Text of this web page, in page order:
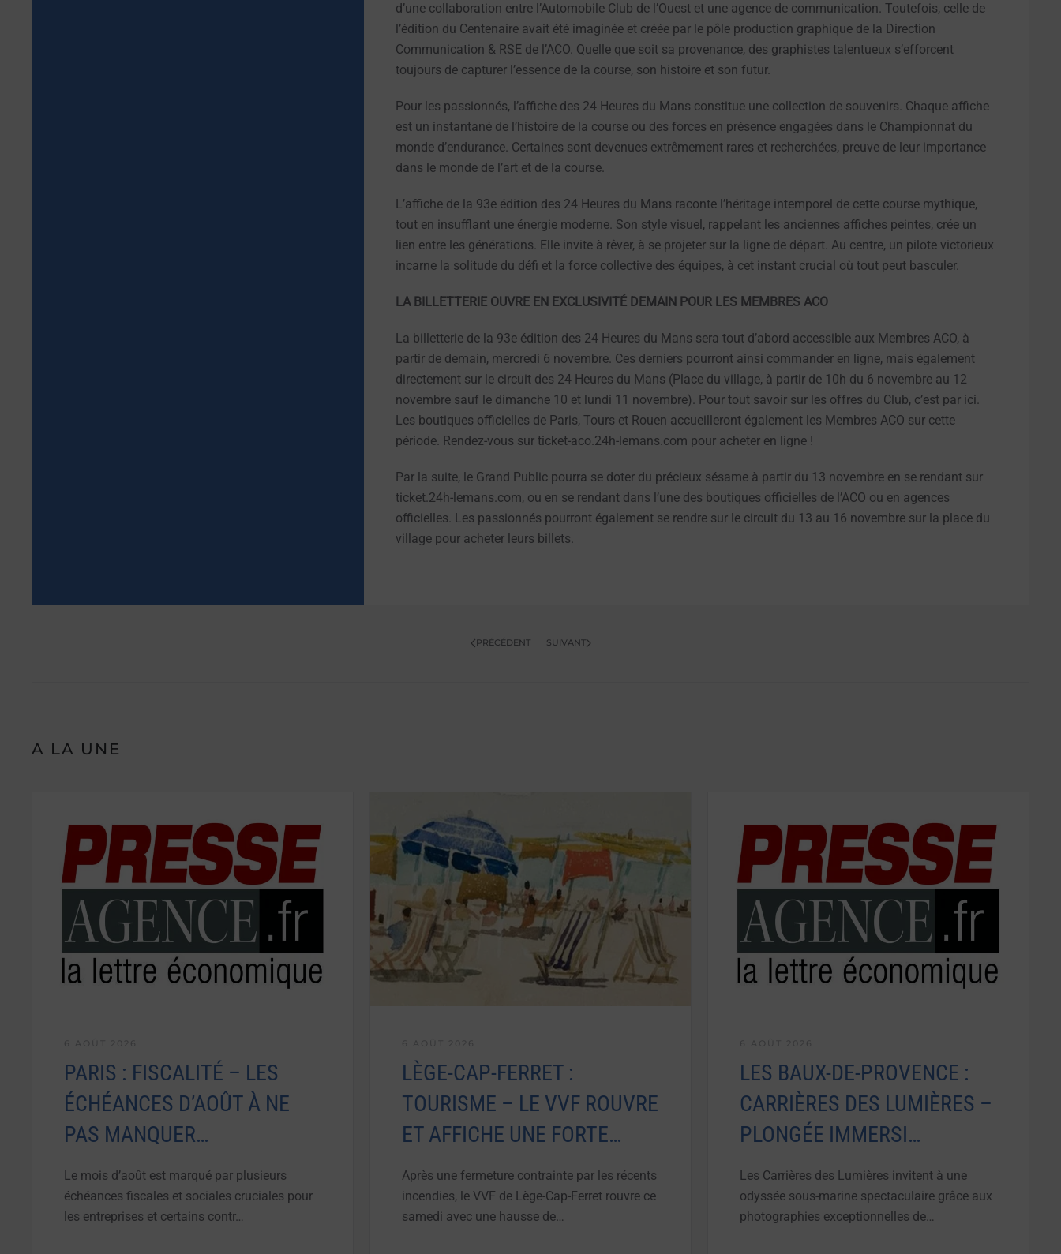
d’une collaboration entre l’Automobile Club de l’Ouest et une agence de communication. Toutefois, celle de
l’édition du Centenaire avait été imaginée et créée par le pôle production graphique de la Direction
Communication & RSE de l’ACO. Quelle que soit sa provenance, des graphistes talentueux s’efforcent
toujours de capturer l’essence de la course, son histoire et son futur.
Pour les passionnés, l’affiche des 24 Heures du Mans constitue une collection de souvenirs. Chaque affiche
est un instantané de l’histoire de la course ou des forces en présence engagées dans le Championnat du
monde d’endurance. Certaines sont devenues extrêmement rares et recherchées, preuve de leur importance
dans le monde de l’art et de la course.
L’affiche de la 93e édition des 24 Heures du Mans raconte l’héritage intemporel de cette course mythique,
tout en insufflant une énergie moderne. Son style visuel, rappelant les anciennes affiches peintes, crée un
lien entre les générations. Elle invite à rêver, à se projeter sur la ligne de départ. Au centre, un pilote victorieux
incarne la solitude du défi et la force collective des équipes, à cet instant crucial où tout peut basculer.
LA BILLETTERIE OUVRE EN EXCLUSIVITÉ DEMAIN POUR LES MEMBRES ACO
La billetterie de la 93e édition des 24 Heures du Mans sera tout d’abord accessible aux Membres ACO, à
partir de demain, mercredi 6 novembre. Ces derniers pourront ainsi commander en ligne, mais également
directement sur le circuit des 24 Heures du Mans (Place du village, à partir de 10h du 6 novembre au 12
novembre sauf le dimanche 10 et lundi 11 novembre). Pour tout savoir sur les offres du Club, c’est par ici.
Les boutiques officielles de Paris, Tours et Rouen accueilleront également les Membres ACO sur cette
période. Rendez-vous sur ticket-aco.24h-lemans.com pour acheter en ligne !
Par la suite, le Grand Public pourra se doter du précieux sésame à partir du 13 novembre en se rendant sur
ticket.24h-lemans.com, ou en se rendant dans l’une des boutiques officielles de l’ACO ou en agences
officielles. Les passionnés pourront également se rendre sur le circuit du 13 au 16 novembre sur la place du
village pour acheter leurs billets.
PRÉCÉDENT SUIVANT
A LA UNE
PARIS : FISCALITÉ – LES
ÉCHÉANCES D’AOÛT À NE
PAS MANQUER…
Le mois d’août est marqué par plusieurs
échéances fiscales et sociales cruciales pour
les entreprises et certains contr…
LÈGE-CAP-FERRET :
TOURISME – LE VVF ROUVRE
ET AFFICHE UNE FORTE…
Après une fermeture contrainte par les récents
incendies, le VVF de Lège-Cap-Ferret rouvre ce
samedi avec une hausse de…
LES BAUX-DE-PROVENCE :
CARRIÈRES DES LUMIÈRES –
PLONGÉE IMMERSI…
Les Carrières des Lumières invitent à une
odyssée sous-marine spectaculaire grâce aux
photographies exceptionnelles de…